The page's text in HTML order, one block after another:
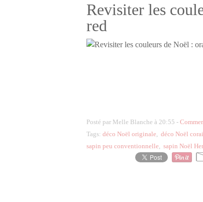
Revisiter les
red
Posté par Melle Blanche à 20:55 -
Tags: déco Noël originale, déco Noël
sapin peu conventionnelle, sapin Noël